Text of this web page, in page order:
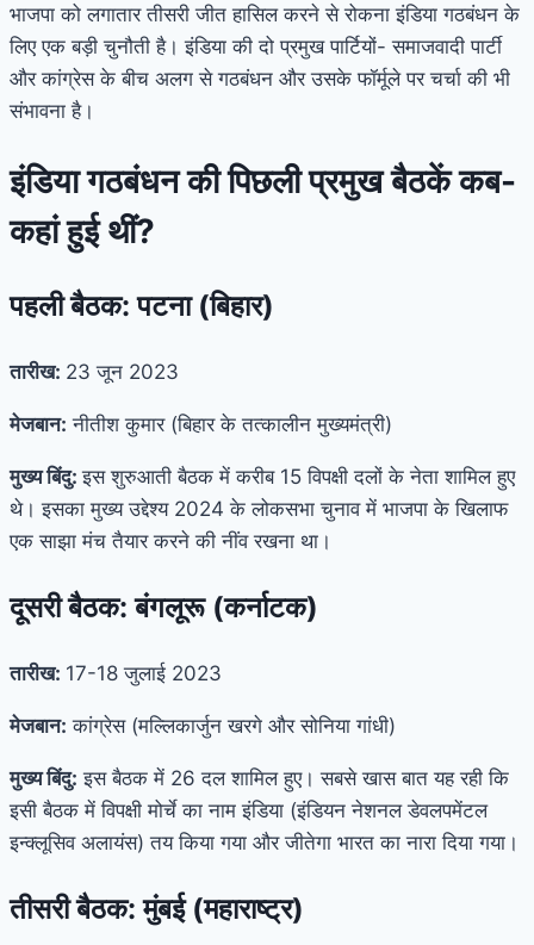
भाजपा को लगातार तीसरी जीत हासिल करने से रोकना इंडिया गठबंधन के
लिए एक बड़ी चुनौती है। इंडिया की दो प्रमुख पार्टियों- समाजवादी पार्टी
और कांग्रेस के बीच अलग से गठबंधन और उसके फॉर्मूले पर चर्चा की भी
संभावना है।
इंडिया गठबंधन की पिछली प्रमुख बैठकें कब-
कहां हुई थीं?
पहली बैठक: पटना (बिहार)
तारीख: 23 जून 2023
मेजबान: नीतीश कुमार (बिहार के तत्कालीन मुख्यमंत्री)
मुख्य बिंदु:इस शुरुआती बैठक में करीब 15 विपक्षी दलों के नेता शामिल हुए
थे। इसका मुख्य उद्देश्य 2024 के लोकसभा चुनाव में भाजपा के खिलाफ
एक साझा मंच तैयार करने की नींव रखना था।
दूसरी बैठक: बंगलूरू (कर्नाटक)
तारीख: 17-18 जुलाई 2023
मेजबान: कांग्रेस (मल्लिकार्जुन खरगे और सोनिया गांधी)
मुख्य बिंदु: इस बैठक में 26 दल शामिल हुए। सबसे खास बात यह रही कि
इसी बैठक में विपक्षी मोर्चे का नाम इंडिया (इंडियन नेशनल डेवलपमेंटल
इन्क्लूसिव अलायंस) तय किया गया और जीतेगा भारत का नारा दिया गया।
तीसरी बैठक: मुंबई (महाराष्ट्र)